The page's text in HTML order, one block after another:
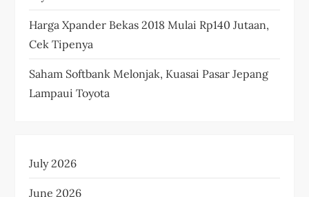
Harga Xpander Bekas 2018 Mulai Rp140 Jutaan,
Cek Tipenya
Saham Softbank Melonjak, Kuasai Pasar Jepang
Lampaui Toyota
July 2026
June 2026